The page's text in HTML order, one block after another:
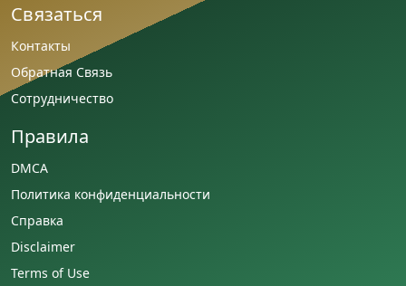
Связаться
Контакты
Обратная Связь
Сотрудничество
Правила
DMCA
Политика конфиденциальности
Справка
Disclaimer
Terms of Use